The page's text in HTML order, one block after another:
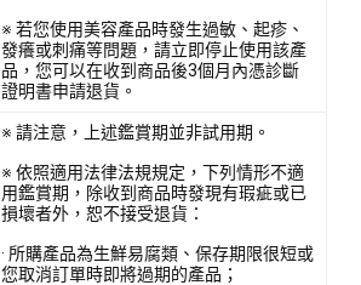
※ 若您使用美容產品時發生過敏、起疹、
發癢或刺痛等問題，請立即停止使用該產
品，您可以在收到商品後3個月內憑診斷
證明書申請退貨。
※ 請注意，上述鑑賞期並非試用期。
※ 依照適用法律法規規定，下列情形不適
用鑑賞期，除收到商品時發現有瑕疵或已
損壞者外，恕不接受退貨：
· 所購產品為生鮮易腐類、保存期限很短或
您取消訂單時即將過期的產品；